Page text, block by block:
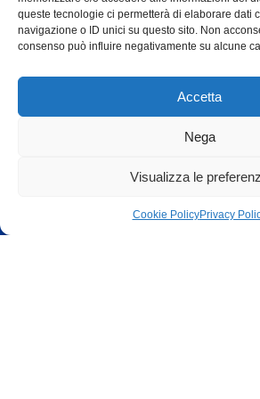
Cookie Policy Privacy
Iscriviti alla
Alternative: